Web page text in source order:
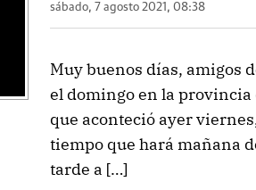
sábado, 7 agosto 2021, 08:38
Muy buenos días, amigos
el domingo en la provincia
que aconteció ayer
tiempo que hará mañana
tarde a […]